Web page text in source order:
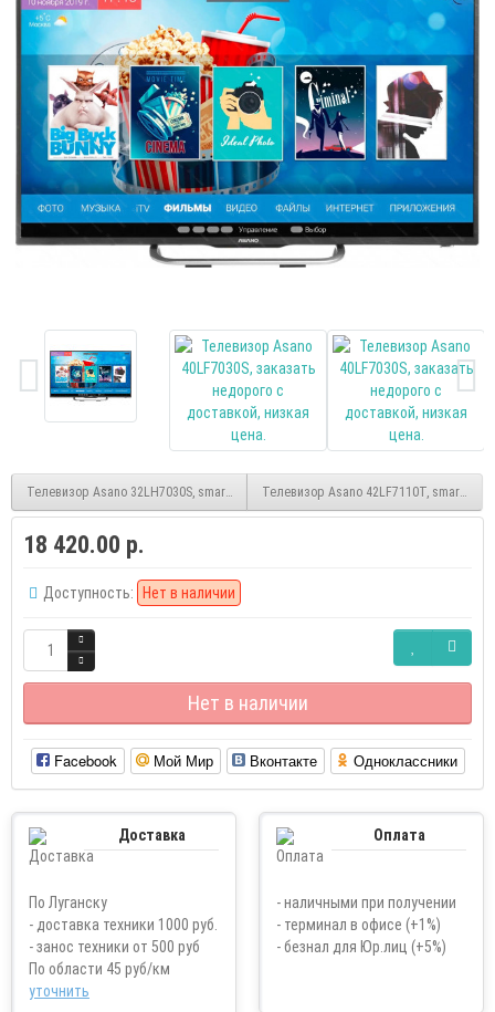
Телевизор Asano 32LH7030S, smart, HD, (Android)Телевизор Asano 42LF7110T, smart,
18 420.00 р.
Доступность: Нет в наличии
Нет в наличии
Facebook Мой Мир Вконтакте Одноклассники
Доставка
По Луганску
- доставка техники 1000 руб.
- занос техники от 500 руб
По области 45 руб/км
уточнить
Оплата
- наличными при получении
- терминал в офисе (+1%)
- безнал для Юр.лиц (+5%)